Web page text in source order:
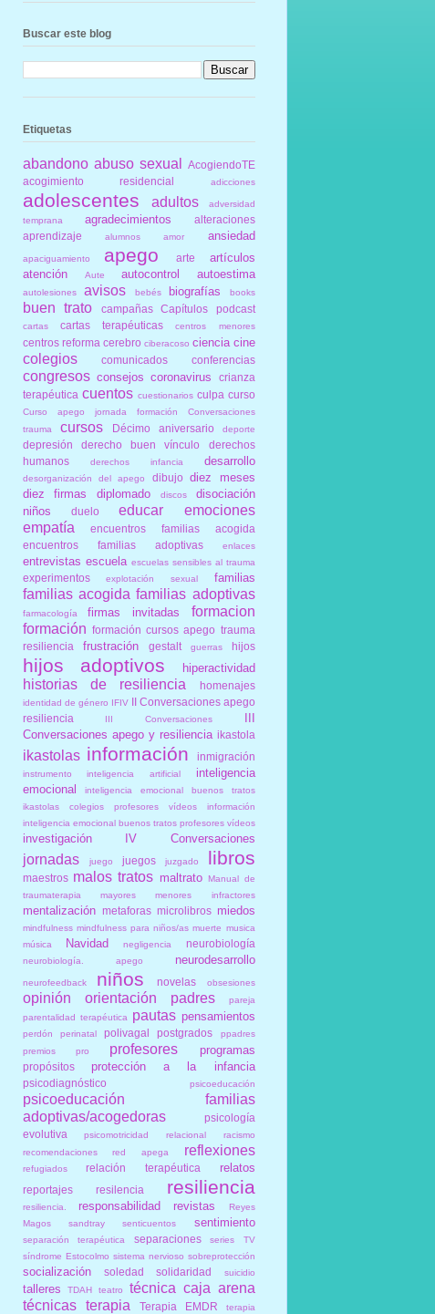
Buscar este blog
Etiquetas
abandono abuso sexual
AcogiendoTE
acogimiento residencial
adicciones
adolescentes adultos
adversidad
temprana
agradecimientos
alteraciones
aprendizaje
alumnos amor ansiedad
apaciguamiento apego arte
artículos
atención
Aute autocontrol autoestima
autolesiones avisos bebés biografías books
buen trato campañas Capítulos podcast
cartas cartas terapéuticas centros menores
centros reforma cerebro ciberacoso ciencia cine
colegios comunicados conferencias
congresos consejos coronavirus
crianza
terapéutica cuentos cuestionarios culpa curso
Curso apego jornada formación Conversaciones
trauma
cursos Décimo aniversario deporte
depresión derecho buen vínculo
derechos
humanos
derechos infancia desarrollo
desorganización del apego dibujo diez meses
diez firmas
diplomado discos
disociación
niños
duelo educar
emociones
empatía
encuentros familias acogida
encuentros familias adoptivas
enlaces
entrevistas escuela escuelas sensibles al trauma
experimentos explotación sexual familias
familias acogida familias adoptivas
farmacología firmas invitadas
formacion
formación formación cursos apego trauma
resiliencia
frustración gestalt guerras hijos
hijos adoptivos hiperactividad
historias de resiliencia homenajes
identidad de género IFIV II Conversaciones apego
resiliencia
III Conversaciones
III
Conversaciones apego y resiliencia ikastola
ikastolas información inmigración
instrumento inteligencia artificial
inteligencia
emocional
inteligencia emocional buenos tratos
ikastolas colegios profesores vídeos información
inteligencia emocional buenos tratos profesores vídeos
investigación IV Conversaciones
jornadas juego juegos juzgado libros
maestros malos tratos maltrato Manual de
traumaterapia
mayores menores infractores
mentalización metaforas microlibros miedos
mindfulness mindfulness para niños/as muerte musica
música
Navidad negligencia neurobiología
neurobiología. apego neurodesarrollo
neurofeedback niños novelas obsesiones
opinión orientación padres
pareja
parentalidad terapéutica
pautas pensamientos
perdón perinatal polivagal postgrados
ppadres
premios
pro profesores programas
propósitos protección a la infancia
psicodiagnóstico psicoeducación
psicoeducación familias
adoptivas/acogedoras
psicología
evolutiva
psicomotricidad relacional
racismo
recomendaciones
red apega reflexiones
refugiados relación terapéutica relatos
reportajes resilencia resiliencia
resiliencia. responsabilidad revistas
Reyes
Magos
sandtray senticuentos sentimiento
separación terapéutica separaciones
series TV
síndrome Estocolmo sistema nervioso sobreprotección
socialización soledad solidaridad suicidio
talleres TDAH teatro
técnica caja arena
técnicas
terapia Terapia EMDR
terapia